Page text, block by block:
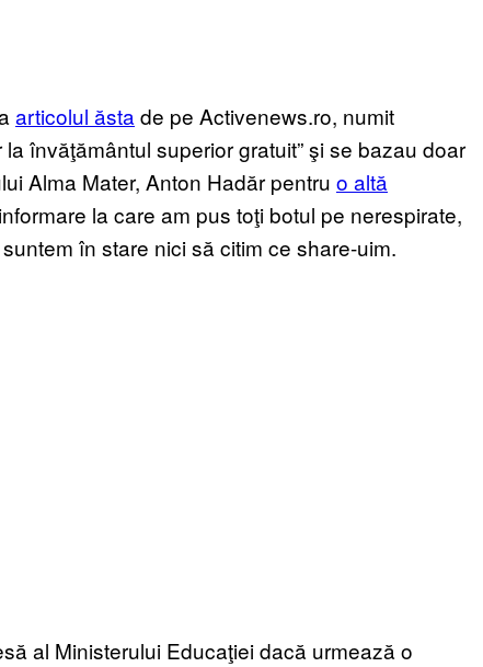
articolul ăsta de pe Activenews.ro, numit
învăţământul superior gratuit” şi se bazau doar
Alma Mater, Anton Hadăr pentru o altă
la care am pus toţi botul pe nerespirate,
în stare nici să citim ce share-uim.
al Ministerului Educaţiei dacă urmează o